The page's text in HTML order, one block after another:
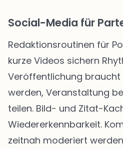
Social-Media für
Redaktionsroutinen für
kurze Videos sichern
Veröffentlichung braucht
werden, Veranstaltung
teilen. Bild- und Zitat-
Wiedererkennbarkeit.
zeitnah moderiert